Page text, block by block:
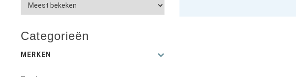
Categorieën
MERKEN